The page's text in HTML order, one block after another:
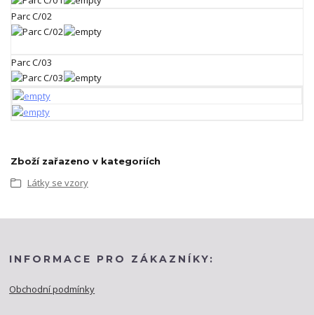
Parc C/02
Parc C/03
Zboží zařazeno v kategoriích
Látky se vzory
INFORMACE PRO ZÁKAZNÍKY:
Obchodní podmínky